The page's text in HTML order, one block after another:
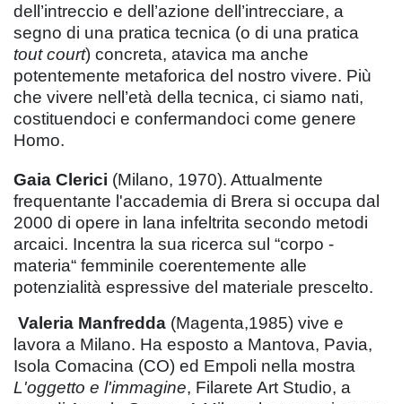
dell’intreccio e dell’azione dell’intrecciare, a
segno di una pratica tecnica (o di una pratica
tout court) concreta, atavica ma anche
potentemente metaforica del nostro vivere. Più
che vivere nell’età della tecnica, ci siamo nati,
costituendoci e confermandoci come genere
Homo.
Gaia Clerici (Milano, 1970). Attualmente
frequentante l'accademia di Brera si occupa dal
2000 di opere in lana infeltrita secondo metodi
arcaici. Incentra la sua ricerca sul “corpo -
materia“ femminile coerentemente alle
potenzialità espressive del materiale prescelto.
Valeria Manfredda (Magenta,1985) vive e
lavora a Milano. Ha esposto a Mantova, Pavia,
Isola Comacina (CO) ed Empoli nella mostra
L'oggetto e l'immagine, Filarete Art Studio, a